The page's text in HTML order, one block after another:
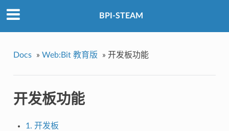
BPI-STEAM
Docs » Web:Bit 教育版 » 开发板功能
开发板功能
1. 开发板